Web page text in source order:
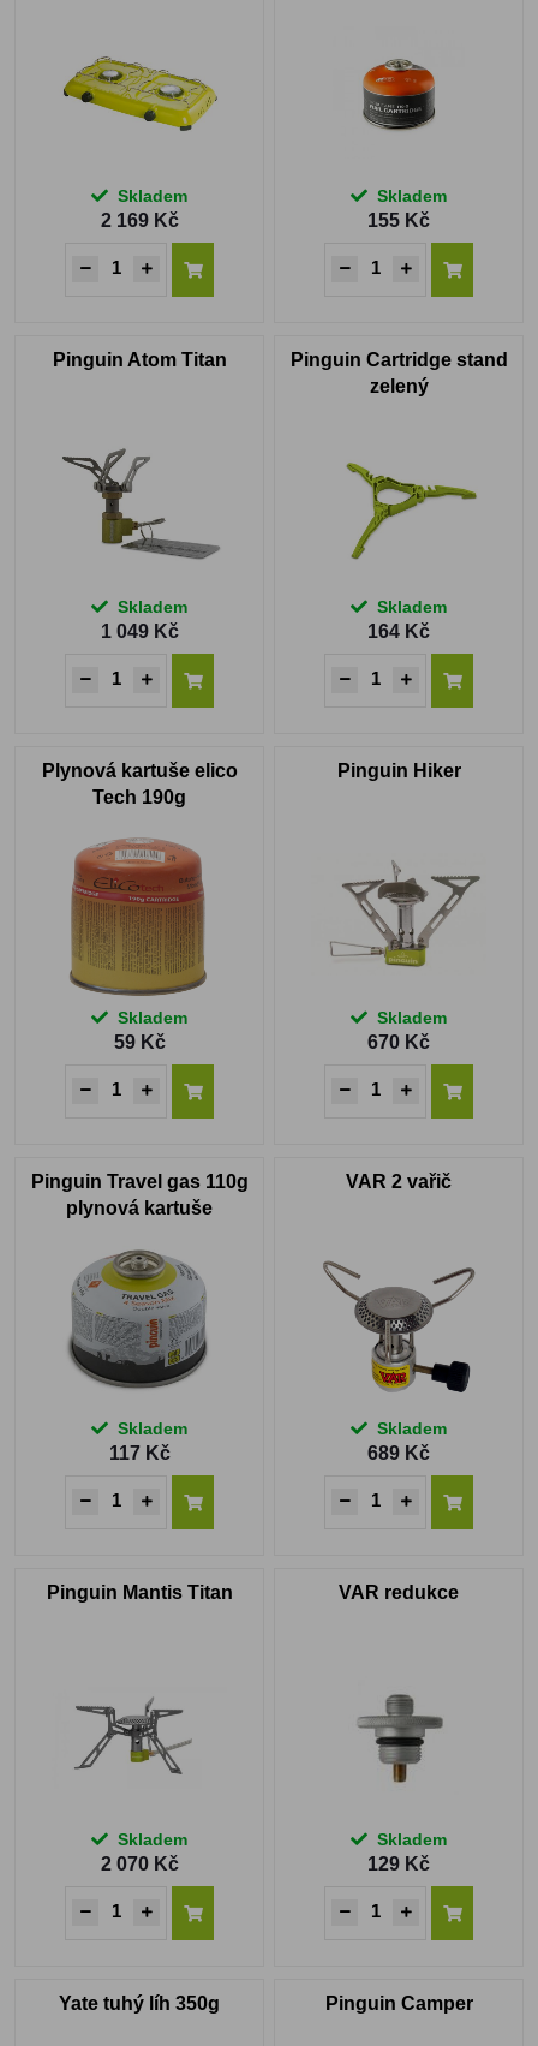
Skladem
2 169 Kč
Skladem
155 Kč
Pinguin Atom Titan
Skladem
1 049 Kč
Pinguin Cartridge stand
zelený
Skladem
164 Kč
Plynová kartuše elico
Tech 190g
Skladem
59 Kč
Pinguin Hiker
Skladem
670 Kč
Pinguin Travel gas 110g
plynová kartuše
Skladem
117 Kč
VAR 2 vařič
Skladem
689 Kč
Pinguin Mantis Titan
Skladem
2 070 Kč
VAR redukce
Skladem
129 Kč
Yate tuhý líh 350g Pinguin Camper